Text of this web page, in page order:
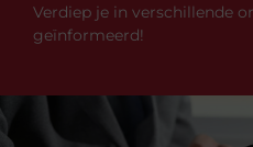
Verdiep je in verschillende
geïnformeerd!